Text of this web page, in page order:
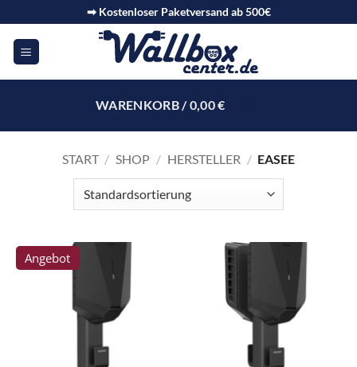
➡ Kostenloser Paketversand ab 500€
WARENKORB /0,00€
START / SHOP / HERSTELLER / EASEE
Angebot